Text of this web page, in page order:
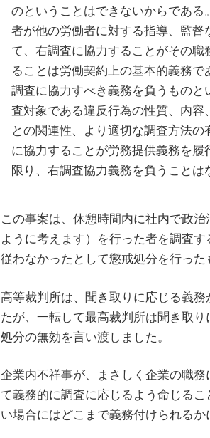
のということはできないからであ
者が他の労働者に対する指導、監
て、右調査に協力することがその
ることは労働契約上の基本的義務
調査に協力すべき義務を負うもの
査対象である違反行為の性質、内
との関連性、より適切な調査方法
に協力することが労務提供義務を
限り、右調査協力義務を負うことは
この事案は、休憩時間内に社内で政
ように考えます）を行った者を調査
従わなかったとして懲戒処分を行った
高等裁判所は、聞き取りに応じる義
たが、一転して最高裁判所は聞き取
処分の無効を言い渡しました。
企業内不祥事が、まさしく企業の職
て義務的に調査に応じるよう命じる
い場合にはどこまで義務付けられる